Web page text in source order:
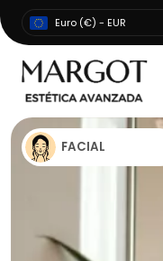
Euro (€) - EUR
FACIAL